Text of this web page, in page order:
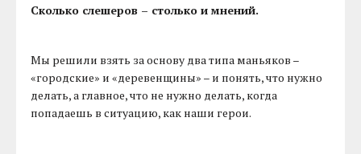
Сколько слешеров – столько и мнений.
Мы решили взять за основу два типа маньяков –
«городские» и «деревенщины» – и понять, что нужно
делать, а главное, что не нужно делать, когда
попадаешь в ситуацию, как наши герои.